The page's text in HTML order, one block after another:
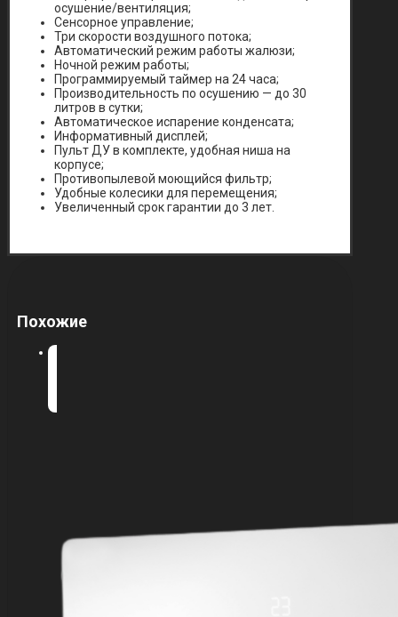
осушение/вентиляция;
Сенсорное управление;
Три скорости воздушного потока;
Автоматический режим работы жалюзи;
Ночной режим работы;
Программируемый таймер на 24 часа;
Производительность по осушению — до 30
литров в сутки;
Автоматическое испарение конденсата;
Информативный дисплей;
Пульт ДУ в комплекте, удобная ниша на
корпусе;
Противопылевой моющийся фильтр;
Удобные колесики для перемещения;
Увеличенный срок гарантии до 3 лет.
Похожие